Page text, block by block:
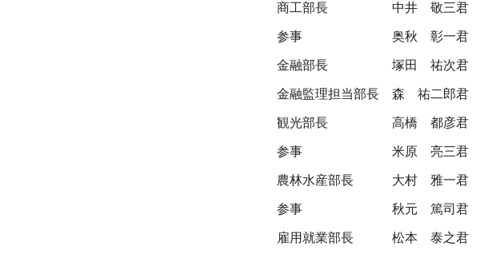
商工部長 中井 敬三君
参事 奥秋 彰一君
金融部長 塚田 祐次君
金融監理担当部長 森 祐二郎君
観光部長 高橋 都彦君
参事 米原 亮三君
農林水産部長 大村 雅一君
参事 秋元 篤司君
雇用就業部長 松本 泰之君